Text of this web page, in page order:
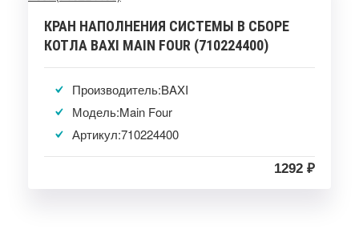
КРАН НАПОЛНЕНИЯ СИСТЕМЫ В СБОРЕ
КОТЛА BAXI MAIN FOUR (710224400)
Производитель:BAXI
Модель:Main Four
Артикул:710224400
1292 ₽